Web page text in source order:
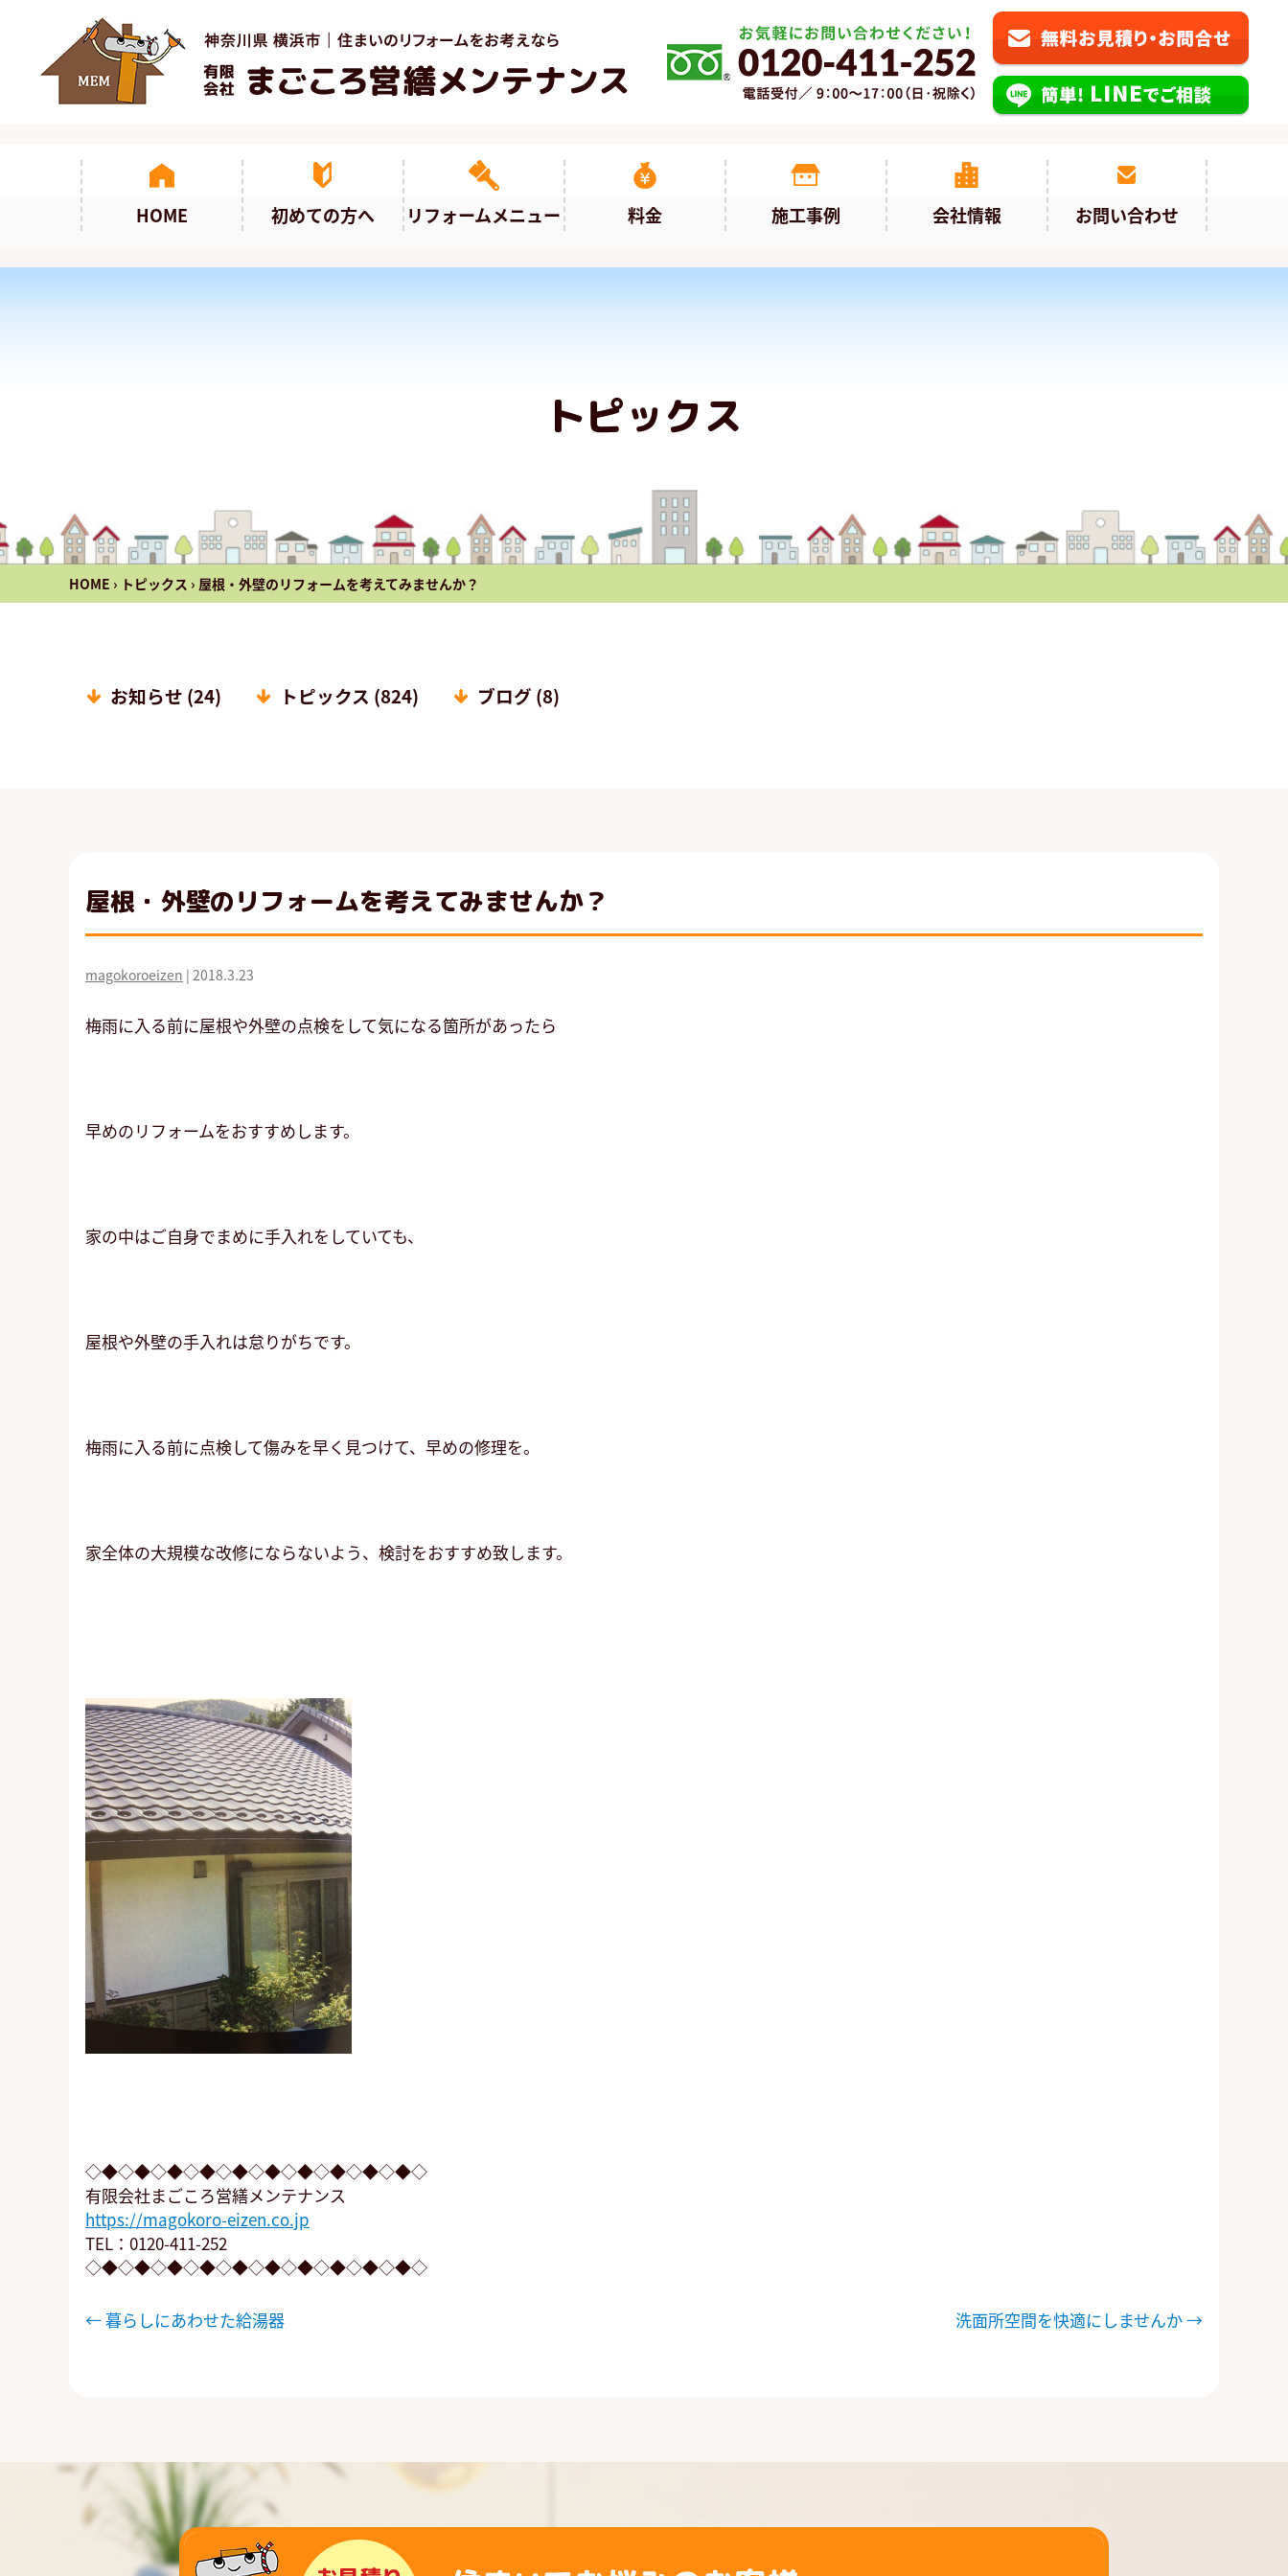
HOME 初めての方へ リフォームメニュー 料金 施工事例 会社情報 お問い合わせ
トピックス
HOME › トピックス › 屋根・外壁のリフォームを考えてみませんか？
お知らせ (24) トピックス (824) ブログ (8)
屋根・外壁のリフォームを考えてみませんか？
magokoroeizen | 2018.3.23
梅雨に入る前に屋根や外壁の点検をして気になる箇所があったら
早めのリフォームをおすすめします。
家の中はご自身でまめに手入れをしていても、
屋根や外壁の手入れは怠りがちです。
梅雨に入る前に点検して傷みを早く見つけて、早めの修理を。
家全体の大規模な改修にならないよう、検討をおすすめ致します。
◇◆◇◆◇◆◇◆◇◆◇◆◇◆◇◆◇◆◇◆◇
有限会社まごころ営繕メンテナンス
https://magokoro-eizen.co.jp
TEL：0120-411-252
◇◆◇◆◇◆◇◆◇◆◇◆◇◆◇◆◇◆◇◆◇
稿
ゲ
ー
←暮らしにあわせた給湯器 洗面所空間を快適にしませんか→